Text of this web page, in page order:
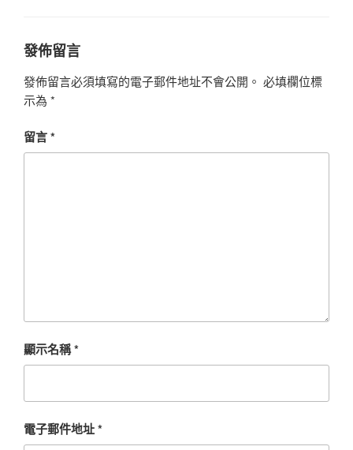
發佈留言
發佈留言必須填寫的電子郵件地址不會公開。 必填欄位標
示為 *
留言*
顯示名稱*
電子郵件地址*